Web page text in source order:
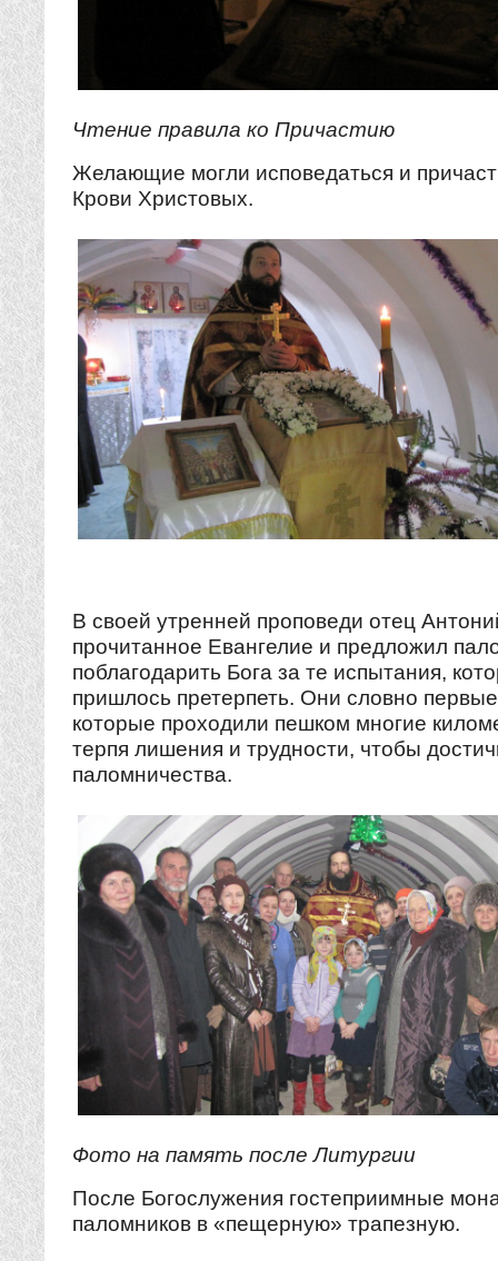
Чтение правила ко Причастию
Желающие могли исповедаться и
Крови Христовых.
В своей утренней проповеди отец
прочитанное Евангелие и предложил
поблагодарить Бога за те испытания,
пришлось претерпеть. Они словно
которые проходили пешком многие
терпя лишения и трудности, чтобы
паломничества.
Фото на память после Литургии
После Богослужения гостеприимные
паломников в «пещерную» трапезную.